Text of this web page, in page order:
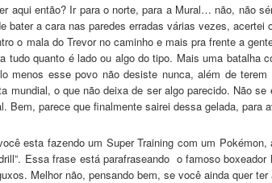
aqui então? Ir para o norte, para a Mural… não, não
bater a cara nas paredes erradas várias vezes,
o mala do Trevor no caminho e mais pra frente a
tudo quanto é lado ou algo do tipo. Mais uma
menos esse povo não desiste nunca, além de
mundial, o que não deixa de ser algo parecido. Não
Bem, parece que finalmente sairei dessa gelada,
esta fazendo um Super Training com um
Essa frase está parafraseando o famoso
Melhor não, pensando bem, se você ainda quer